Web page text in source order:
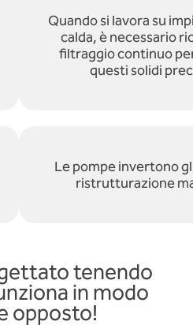
Quando si lavora su
calda, è necessario
filtraggio continuo
questi solidi
Le pompe invertono
ristrutturazione
tenendo
in modo
opposto!